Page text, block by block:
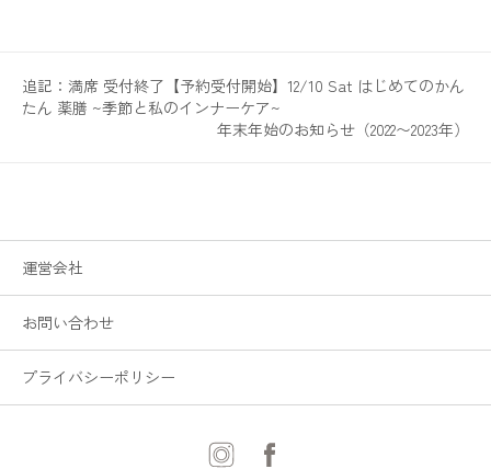
追記：満席 受付終了【予約受付開始】12/10 Sat はじめてのかん
たん 薬膳 ~季節と私のインナーケア~
年末年始のお知らせ（2022〜2023年）
運営会社
お問い合わせ
プライバシーポリシー